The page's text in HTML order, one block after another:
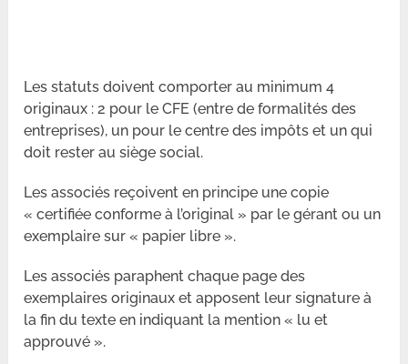
Les statuts doivent comporter au minimum 4
originaux : 2 pour le CFE (entre de formalités des
entreprises), un pour le centre des impôts et un qui
doit rester au siège social.
Les associés reçoivent en principe une copie
« certifiée conforme à l’original » par le gérant ou un
exemplaire sur « papier libre ».
Les associés paraphent chaque page des
exemplaires originaux et apposent leur signature à
la fin du texte en indiquant la mention « lu et
approuvé ».